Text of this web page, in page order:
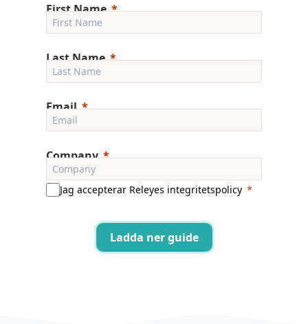
First Name
Last Name
Email
Company
Jag accepterar Releyes integritetspolicy
Ladda ner guide